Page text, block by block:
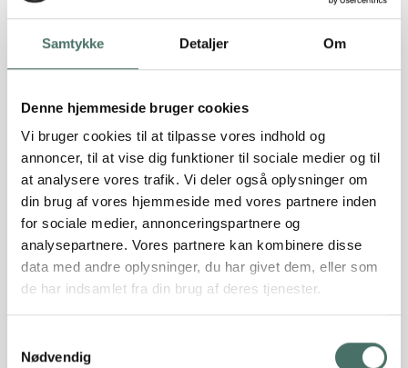
Samtykke Detaljer Om
Denne hjemmeside bruger cookies
Vi bruger cookies til at tilpasse vores indhold og
annoncer, til at vise dig funktioner til sociale medier og til
at analysere vores trafik. Vi deler også oplysninger om
din brug af vores hjemmeside med vores partnere inden
for sociale medier, annonceringspartnere og
analysepartnere. Vores partnere kan kombinere disse
data med andre oplysninger, du har givet dem, eller som
de har indsamlet fra din brug af deres tjenester.
Nødvendig
vandrette laster, beregnet til i alt 150
KN på tværs af bygningen og i alt 70 KN
på langs.
Læs referencen